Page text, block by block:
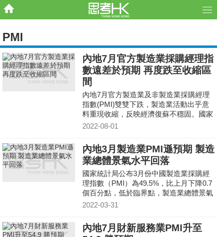
PMI
內地7月官方製造業採購經理指
數遠差於預期 再度跌至收縮區
間
內地7月官方製造業及非製造業採購經理
指數(PMI)雙雙下跌，製造業活動出乎意
料重現收縮，反映經濟復蘇不穩固。國家
統計局公布7月官方製造業PMI按月跌1.2
2022-08-01
內地3月製造業PMI遜預期 製造
業總體景氣水平回落
國家統計局公布3月份中國製造業採購經
理指數（PMI）為49.5%，比上月下降0.7
個百分點，低於臨界點，製造業總體景氣
水平有所回落。3月份非製造業商務活動
2022-03-31
內地7月財新服務業PMI升至